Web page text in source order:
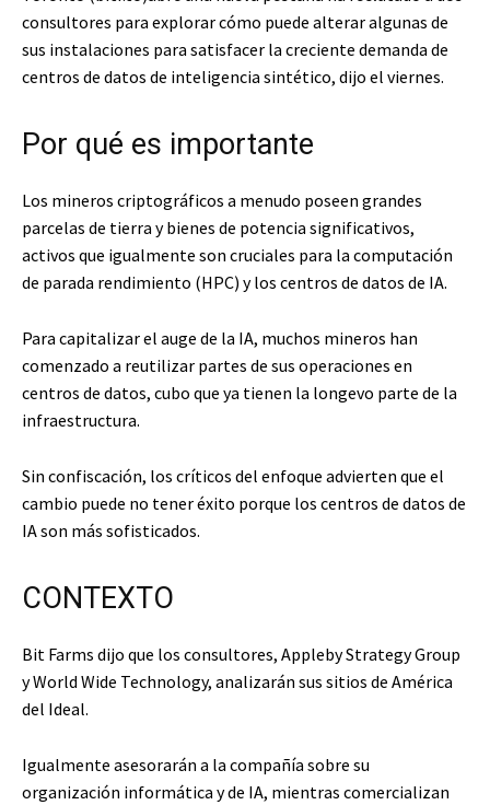
consultores para explorar cómo puede alterar algunas de
sus instalaciones para satisfacer la creciente demanda de
centros de datos de inteligencia sintético, dijo el viernes.
Por qué es importante
Los mineros criptográficos a menudo poseen grandes
parcelas de tierra y bienes de potencia significativos,
activos que igualmente son cruciales para la computación
de parada rendimiento (HPC) y los centros de datos de IA.
Para capitalizar el auge de la IA, muchos mineros han
comenzado a reutilizar partes de sus operaciones en
centros de datos, cubo que ya tienen la longevo parte de la
infraestructura.
Sin confiscación, los críticos del enfoque advierten que el
cambio puede no tener éxito porque los centros de datos de
IA son más sofisticados.
CONTEXTO
Bit Farms dijo que los consultores, Appleby Strategy Group
y World Wide Technology, analizarán sus sitios de América
del Ideal.
Igualmente asesorarán a la compañía sobre su
organización informática y de IA, mientras comercializan